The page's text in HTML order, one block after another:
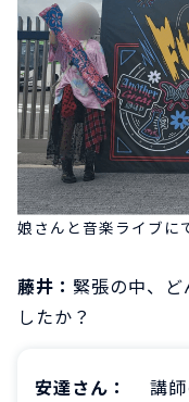
娘さんと音楽ライブに
藤井： 緊張の中、
したか？
安達さん：
講